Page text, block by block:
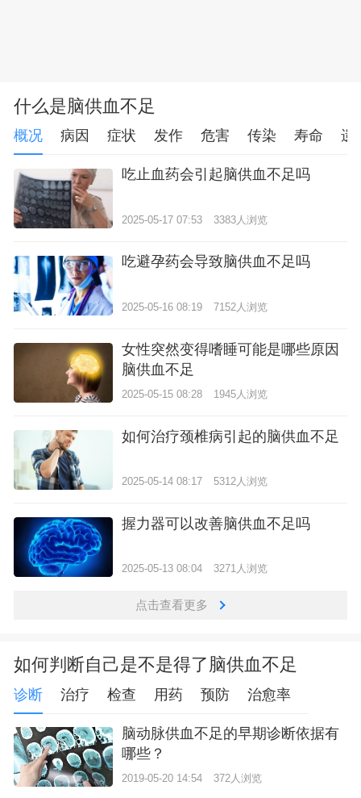
什么是脑供血不足
概况 病因 症状 发作 危害 传染 寿命 遗
吃止血药会引起脑供血不足吗
2025-05-17 07:53 3383人浏览
吃避孕药会导致脑供血不足吗
2025-05-16 08:19 7152人浏览
女性突然变得嗜睡可能是哪些原因
脑供血不足
2025-05-15 08:28 1945人浏览
如何治疗颈椎病引起的脑供血不足
2025-05-14 08:17 5312人浏览
握力器可以改善脑供血不足吗
2025-05-13 08:04 3271人浏览
点击查看更多
如何判断自己是不是得了脑供血不足
诊断 治疗 检查 用药 预防 治愈率
脑动脉供血不足的早期诊断依据有
哪些？
2019-05-20 14:54 372人浏览